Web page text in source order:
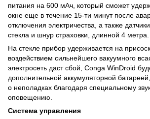
питания на 600 мАч, который сможет
окне еще в течение 15-ти минут после
отключения электричества, а также
стекла и шнур страховки, длинной 4 метра.
На стекле прибор удерживается на
воздействием сильнейшего вакуумного
электросеть даст сбой, Conga WinDroid
дополнительной аккумуляторной
о неполадках благодаря специальному
оповещению.
Система управления